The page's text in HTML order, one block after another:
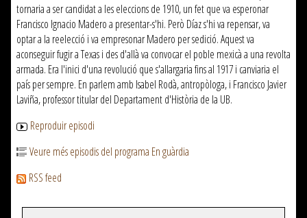
tornaria a ser candidat a les eleccions de 1910, un fet que va esperonar
Francisco Ignacio Madero a presentar-s'hi. Però Díaz s'hi va repensar, va
optar a la reelecció i va empresonar Madero per sedició. Aquest va
aconseguir fugir a Texas i des d'allà va convocar el poble mexicà a una revolta
armada. Era l'inici d'una revolució que s'allargaria fins al 1917 i canviaria el
país per sempre. En parlem amb Isabel Rodà, antropòloga, i Francisco Javier
Laviña, professor titular del Departament d'Història de la UB.
Reproduir episodi
Veure més episodis del programa En guàrdia
RSS feed